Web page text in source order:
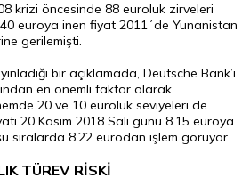
krizi öncesinde 88 euroluk zirveleri
euroya inen fiyat 2011´de Yunanistan
gerilemişti.
bir açıklamada, Deutsche Bank’ı
en önemli faktör olarak
20 ve 10 euroluk seviyeleri de
20 Kasım 2018 Salı günü 8.15 euroya
sıralarda 8.22 eurodan işlem görüyor
TÜREV RİSKİ